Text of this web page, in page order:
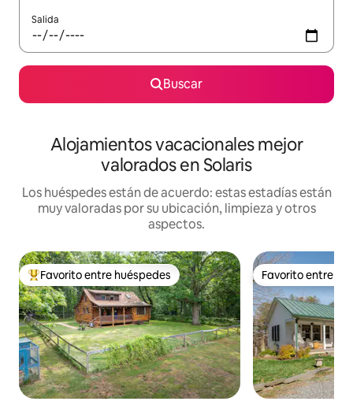
Salida
Buscar
Alojamientos vacacionales mejor
valorados en Solaris
Los huéspedes están de acuerdo: estas estadías están
muy valoradas por su ubicación, limpieza y otros
aspectos.
Favorito entre huéspedes preferido
Favorito entre huéspedes Favorito entre
Favorito entre